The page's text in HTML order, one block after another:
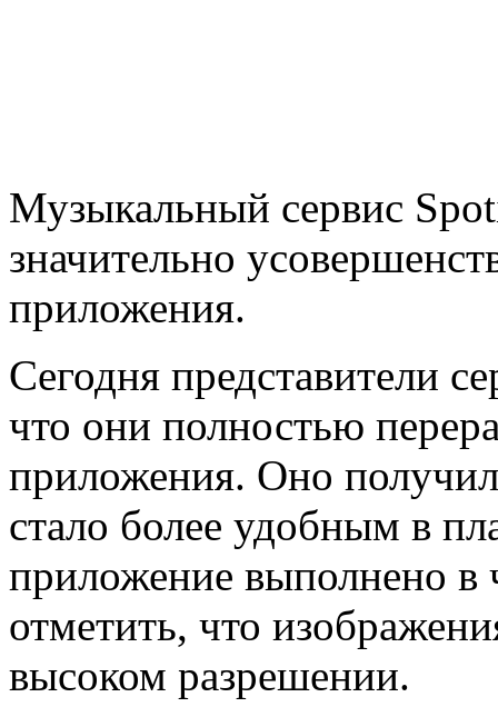
Музыкальный сервис
значительно
приложения.
Сегодня представители
что они полностью
приложения. Оно
стало более удобным в
приложение выполнено
отметить, что
высоком разрешении.